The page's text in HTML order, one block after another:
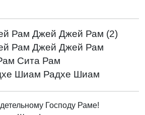
Рам Джей Джей Рам (2)
Рам Джей Джей Рам
Сита Рам
Шиам Радхе Шиам
Господу Раме!